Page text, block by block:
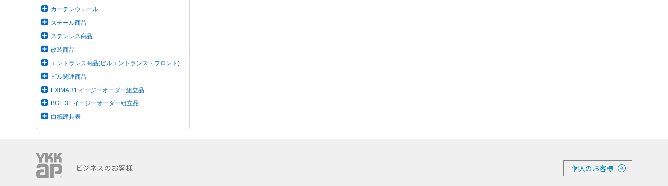
カーテンウォール
スチール商品
ステンレス商品
改装商品
エントランス商品(ビルエントランス・フロント)
ビル関連商品
EXIMA 31 イージーオーダー組立品
BGE 31 イージーオーダー組立品
白紙建具表
ビジネスのお客様 個人のお客様